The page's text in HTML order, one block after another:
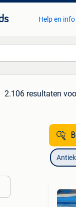
Help en info
2.106 resultaten